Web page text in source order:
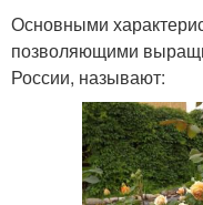
Основными
позволяющими
России, называют: